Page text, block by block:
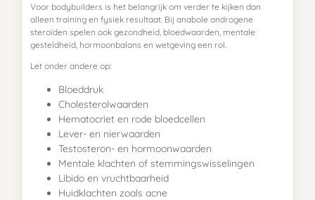
Voor bodybuilders is het belangrijk om verder te kijken dan
alleen training en fysiek resultaat. Bij anabole androgene
steroïden spelen ook gezondheid, bloedwaarden, mentale
gesteldheid, hormoonbalans en wetgeving een rol.
Let onder andere op:
Bloeddruk
Cholesterolwaarden
Hematocriet en rode bloedcellen
Lever- en nierwaarden
Testosteron- en hormoonwaarden
Mentale klachten of stemmingswisselingen
Libido en vruchtbaarheid
Huidklachten zoals acne